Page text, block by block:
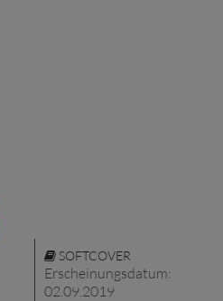
SOFTCOVER
Erscheinungsdatum:
02.09.2019